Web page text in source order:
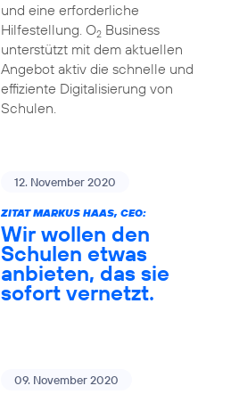
und eine erforderliche
Hilfestellung. O2Business
unterstützt mit dem aktuellen
Angebot aktiv die schnelle und
effiziente Digitalisierung von
Schulen.
12. November 2020
ZITAT MARKUS HAAS, CEO:
Wir wollen den
Schulen etwas
anbieten, das sie
sofort vernetzt.
09. November 2020